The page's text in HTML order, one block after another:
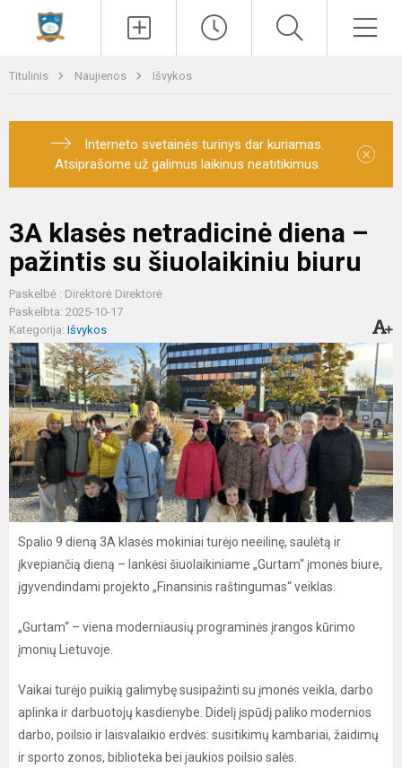
Titulinis Naujienos Išvykos
Interneto svetainės turinys dar kuriamas.
Atsiprašome už galimus laikinus neatitikimus.
×
3A klasės netradicinė diena –
pažintis su šiuolaikiniu biuru
Paskelbė : Direktorė Direktorė
Paskelbta: 2025-10-17
Kategorija: Išvykos
Spalio 9 dieną 3A klasės mokiniai turėjo neeilinę, saulėtą ir
įkvepiančią dieną – lankėsi šiuolaikiniame „Gurtam“ įmonės biure,
įgyvendindami projekto „Finansinis raštingumas“ veiklas.
„Gurtam“ – viena moderniausių programinės įrangos kūrimo
įmonių Lietuvoje.
Vaikai turėjo puikią galimybę susipažinti su įmonės veikla, darbo
aplinka ir darbuotojų kasdienybe. Didelį įspūdį paliko modernios
darbo, poilsio ir laisvalaikio erdvės: susitikimų kambariai, žaidimų
ir sporto zonos, biblioteka bei jaukios poilsio salės.